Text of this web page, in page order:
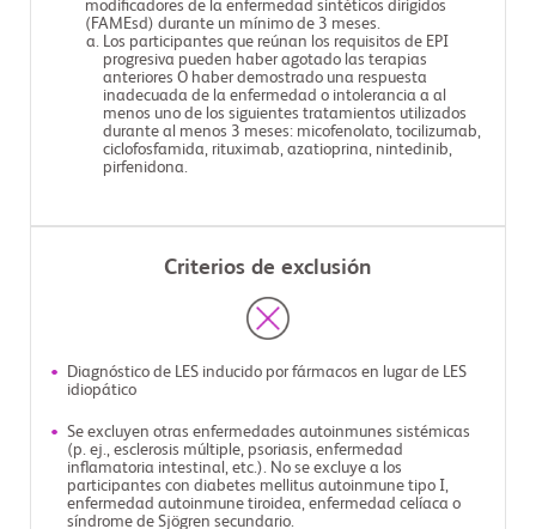
modificadores de la enfermedad sintéticos dirigidos
(FAMEsd) durante un mínimo de 3 meses.
Los participantes que reúnan los requisitos de EPI
progresiva pueden haber agotado las terapias
anteriores O haber demostrado una respuesta
inadecuada de la enfermedad o intolerancia a al
menos uno de los siguientes tratamientos utilizados
durante al menos 3 meses: micofenolato, tocilizumab,
ciclofosfamida, rituximab, azatioprina, nintedinib,
pirfenidona.
Criterios de exclusión
Diagnóstico de LES inducido por fármacos en lugar de LES
idiopático
Se excluyen otras enfermedades autoinmunes sistémicas
(p. ej., esclerosis múltiple, psoriasis, enfermedad
inflamatoria intestinal, etc.). No se excluye a los
participantes con diabetes mellitus autoinmune tipo I,
enfermedad autoinmune tiroidea, enfermedad celíaca o
síndrome de Sjögren secundario.